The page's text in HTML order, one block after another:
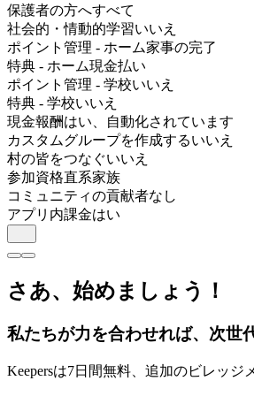
保護者の方へすべて
社会的・情動的学習いいえ
ポイント管理 - ホーム家事の完了
特典 - ホーム現金払い
ポイント管理 - 学校いいえ
特典 - 学校いいえ
現金報酬はい、自動化されています
カスタムグループを作成するいいえ
村の皆をつなぐいいえ
参加資格直系家族
コミュニティの貢献者なし
アプリ内課金はい
さあ、始めましょう！
私たちが力を合わせれば、次世
Keepersは7日間無料、追加のビレッジ